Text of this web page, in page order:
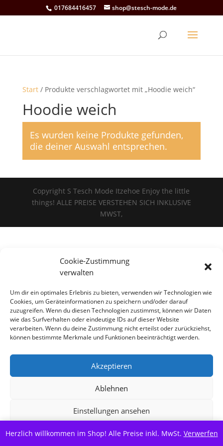
Cookie-Zustimmung
verwalten
Um dir ein optimales Erlebnis zu bieten, verwenden wir Technologien wie
Cookies, um Geräteinformationen zu speichern und/oder darauf
zuzugreifen. Wenn du diesen Technologien zustimmst, können wir Daten
wie das Surfverhalten oder eindeutige IDs auf dieser Website
verarbeiten. Wenn du deine Zustimmung nicht erteilst oder zurückziehst,
können bestimmte Merkmale und Funktionen beeinträchtigt werden.
Akzeptieren
Ablehnen
Einstellungen ansehen
Cookie-RichtlinieDatenschutzerklärung
Herzlich willkommen im Shop! Alle Preise inkl. MwSt. Verwerfen
017684416457 shop@stesch-mode.de
Start/ Produkte verschlagwortet mit „Hoodie weich“
Hoodie weich
Es wurden keine Produkte gefunden,
die deiner Auswahl entsprechen.
Copyright S Tesch Mode Itzehoe Enjoy the little
things! ALLE PREISE VERSTEHEN SICH INKLUSIVE
MWST,
Alle Preise inkl. der gesetzlichen MwSt.
Vertrag widerrufen